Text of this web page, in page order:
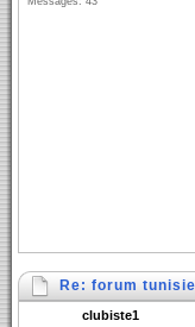
Re: forum
clubiste1